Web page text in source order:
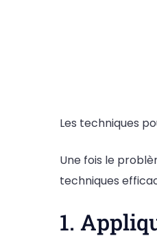
Les techniques
Une fois le
techniques
1.